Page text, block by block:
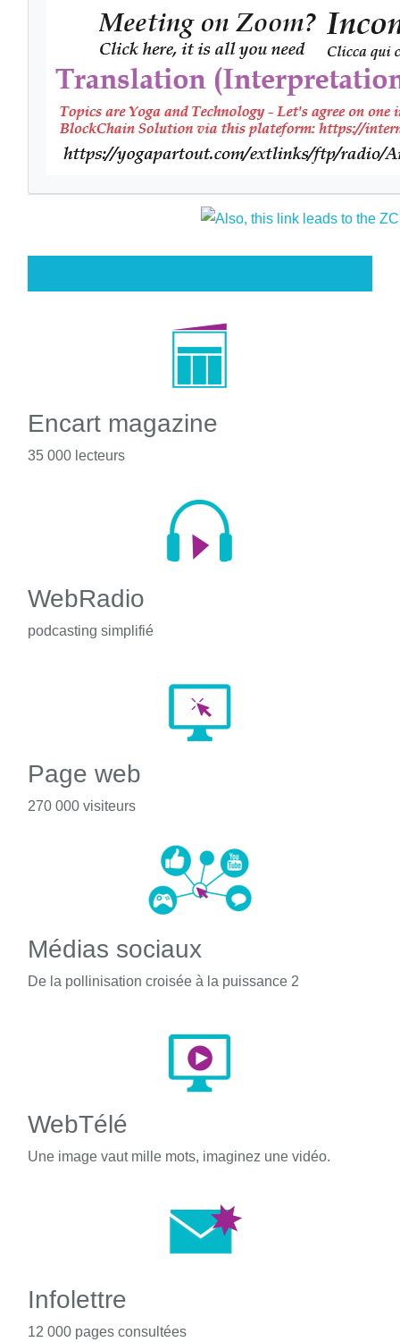
Encart magazine
35 000 lecteurs
WebRadio
podcasting simplifié
Page web
270 000 visiteurs
Médias sociaux
De la pollinisation croisée à la puissance 2
WebTélé
Une image vaut mille mots, imaginez une vidéo.
Infolettre
12 000 pages consultées